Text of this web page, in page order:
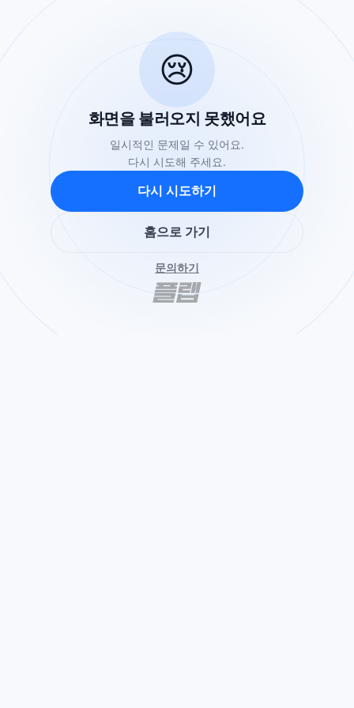
😢
화면을 불러오지 못했어요
일시적인 문제일 수 있어요.
다시 시도해 주세요.
다시 시도하기
홈으로 가기
문의하기